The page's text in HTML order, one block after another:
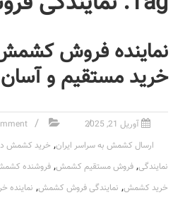
نماینده فروش
خرید مستقیم و
آوریل 21, 2025
ارسال کشمش به سراسر ایران, خرید کشمش
نمایندگی, فروش مستقیم کشمش, فروشنده
خرید کشمش, نمایندگی فروش کشمش,